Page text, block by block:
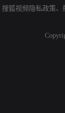
搜狐视频隐私政策、